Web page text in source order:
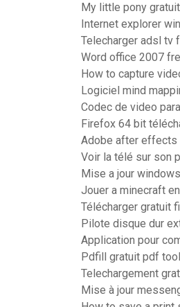
My little pony
Internet explorer
Telecharger adsl tv
Word office 2007
How to capture
Logiciel mind
Codec de video
Firefox 64 bit
Adobe after effects
Voir la télé sur son
Mise a jour
Jouer a minecraft
Télécharger gratuit
Pilote disque dur
Application pour
Pdfill gratuit pdf
Telechargement
Mise à jour